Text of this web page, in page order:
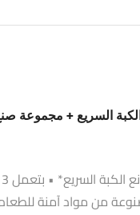
السريع + مجموعة
من مواد آمنة